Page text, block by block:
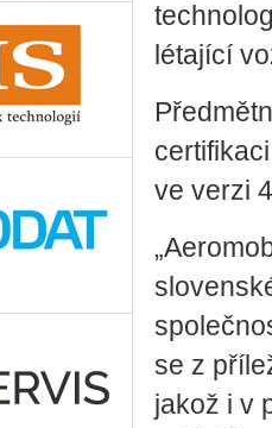
létající
ve verzi
se z
jakož i v